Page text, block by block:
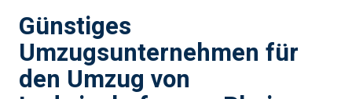
Günstiges
Umzugsunternehmen für
den Umzug von